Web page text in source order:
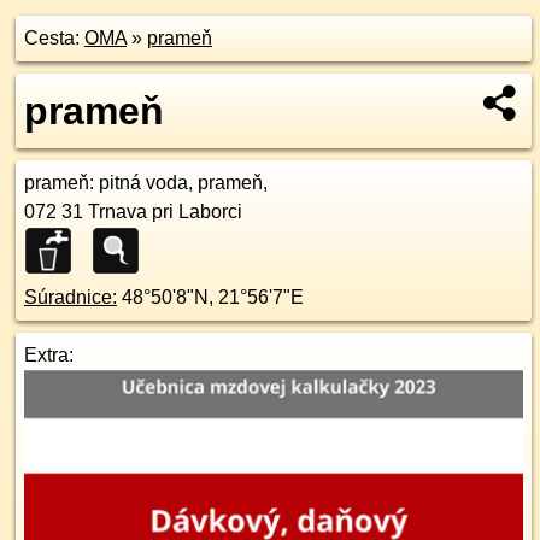
Cesta: OMA» prameň
prameň
prameň: pitná voda, prameň,
072 31 Trnava pri Laborci
Súradnice: 48°50'8"N , 21°56'7"E
Extra: